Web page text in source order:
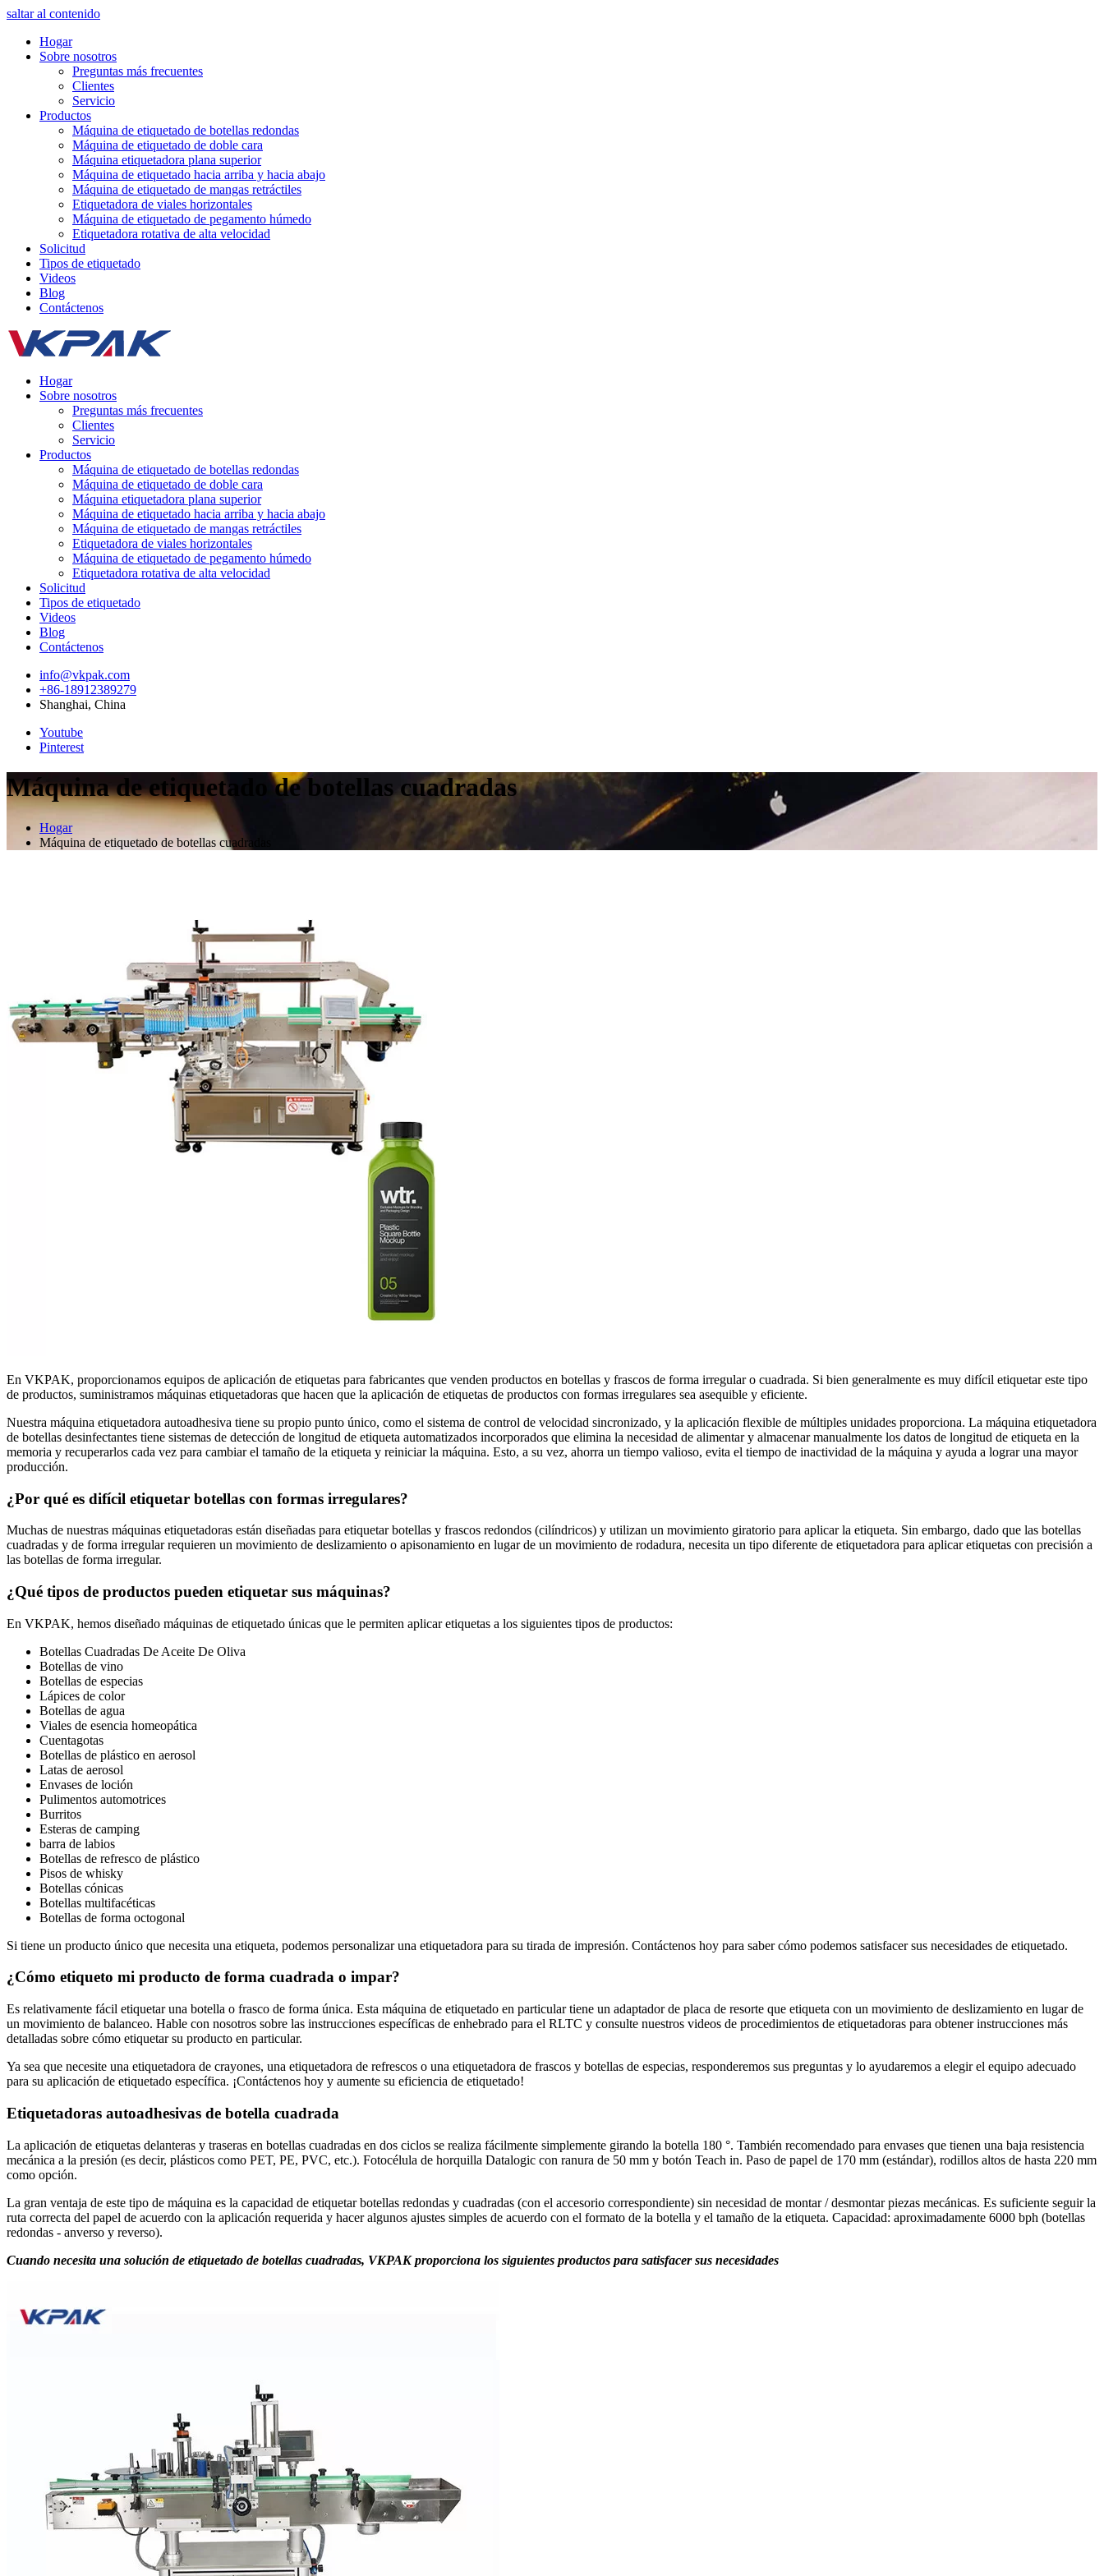
saltar al contenido
Hogar
Sobre nosotros
Preguntas más frecuentes
Clientes
Servicio
Productos
Máquina de etiquetado de botellas redondas
Máquina de etiquetado de doble cara
Máquina etiquetadora plana superior
Máquina de etiquetado hacia arriba y hacia abajo
Máquina de etiquetado de mangas retráctiles
Etiquetadora de viales horizontales
Máquina de etiquetado de pegamento húmedo
Etiquetadora rotativa de alta velocidad
Solicitud
Tipos de etiquetado
Videos
Blog
Contáctenos
Hogar
Sobre nosotros
Preguntas más frecuentes
Clientes
Servicio
Productos
Máquina de etiquetado de botellas redondas
Máquina de etiquetado de doble cara
Máquina etiquetadora plana superior
Máquina de etiquetado hacia arriba y hacia abajo
Máquina de etiquetado de mangas retráctiles
Etiquetadora de viales horizontales
Máquina de etiquetado de pegamento húmedo
Etiquetadora rotativa de alta velocidad
Solicitud
Tipos de etiquetado
Videos
Blog
Contáctenos
info@vkpak.com
+86-18912389279
Shanghai, China
Youtube
Pinterest
Máquina de etiquetado de botellas cuadradas
Hogar
Máquina de etiquetado de botellas cuadradas
En VKPAK, proporcionamos equipos de aplicación de etiquetas para fabricantes que venden productos en botellas y frascos de forma irregular o cuadrada. Si bien generalmente es muy difícil etiquetar este tipo
de productos, suministramos máquinas etiquetadoras que hacen que la aplicación de etiquetas de productos con formas irregulares sea asequible y eficiente.
Nuestra máquina etiquetadora autoadhesiva tiene su propio punto único, como el sistema de control de velocidad sincronizado, y la aplicación flexible de múltiples unidades proporciona. La máquina etiquetadora
de botellas desinfectantes tiene sistemas de detección de longitud de etiqueta automatizados incorporados que elimina la necesidad de alimentar y almacenar manualmente los datos de longitud de etiqueta en la
memoria y recuperarlos cada vez para cambiar el tamaño de la etiqueta y reiniciar la máquina. Esto, a su vez, ahorra un tiempo valioso, evita el tiempo de inactividad de la máquina y ayuda a lograr una mayor
producción.
¿Por qué es difícil etiquetar botellas con formas irregulares?
Muchas de nuestras máquinas etiquetadoras están diseñadas para etiquetar botellas y frascos redondos (cilíndricos) y utilizan un movimiento giratorio para aplicar la etiqueta. Sin embargo, dado que las botellas
cuadradas y de forma irregular requieren un movimiento de deslizamiento o apisonamiento en lugar de un movimiento de rodadura, necesita un tipo diferente de etiquetadora para aplicar etiquetas con precisión a
las botellas de forma irregular.
¿Qué tipos de productos pueden etiquetar sus máquinas?
En VKPAK, hemos diseñado máquinas de etiquetado únicas que le permiten aplicar etiquetas a los siguientes tipos de productos:
Botellas Cuadradas De Aceite De Oliva
Botellas de vino
Botellas de especias
Lápices de color
Botellas de agua
Viales de esencia homeopática
Cuentagotas
Botellas de plástico en aerosol
Latas de aerosol
Envases de loción
Pulimentos automotrices
Burritos
Esteras de camping
barra de labios
Botellas de refresco de plástico
Pisos de whisky
Botellas cónicas
Botellas multifacéticas
Botellas de forma octogonal
Si tiene un producto único que necesita una etiqueta, podemos personalizar una etiquetadora para su tirada de impresión. Contáctenos hoy para saber cómo podemos satisfacer sus necesidades de etiquetado.
¿Cómo etiqueto mi producto de forma cuadrada o impar?
Es relativamente fácil etiquetar una botella o frasco de forma única. Esta máquina de etiquetado en particular tiene un adaptador de placa de resorte que etiqueta con un movimiento de deslizamiento en lugar de
un movimiento de balanceo. Hable con nosotros sobre las instrucciones específicas de enhebrado para el RLTC y consulte nuestros videos de procedimientos de etiquetadoras para obtener instrucciones más
detalladas sobre cómo etiquetar su producto en particular.
Ya sea que necesite una etiquetadora de crayones, una etiquetadora de refrescos o una etiquetadora de frascos y botellas de especias, responderemos sus preguntas y lo ayudaremos a elegir el equipo adecuado
para su aplicación de etiquetado específica. ¡Contáctenos hoy y aumente su eficiencia de etiquetado!
Etiquetadoras autoadhesivas de botella cuadrada
La aplicación de etiquetas delanteras y traseras en botellas cuadradas en dos ciclos se realiza fácilmente simplemente girando la botella 180 °. También recomendado para envases que tienen una baja resistencia
mecánica a la presión (es decir, plásticos como PET, PE, PVC, etc.). Fotocélula de horquilla Datalogic con ranura de 50 mm y botón Teach in. Paso de papel de 170 mm (estándar), rodillos altos de hasta 220 mm
como opción.
La gran ventaja de este tipo de máquina es la capacidad de etiquetar botellas redondas y cuadradas (con el accesorio correspondiente) sin necesidad de montar / desmontar piezas mecánicas. Es suficiente seguir la
ruta correcta del papel de acuerdo con la aplicación requerida y hacer algunos ajustes simples de acuerdo con el formato de la botella y el tamaño de la etiqueta. Capacidad: aproximadamente 6000 bph (botellas
redondas - anverso y reverso).
Cuando necesita una solución de etiquetado de botellas cuadradas, VKPAK proporciona los siguientes productos para satisfacer sus necesidades